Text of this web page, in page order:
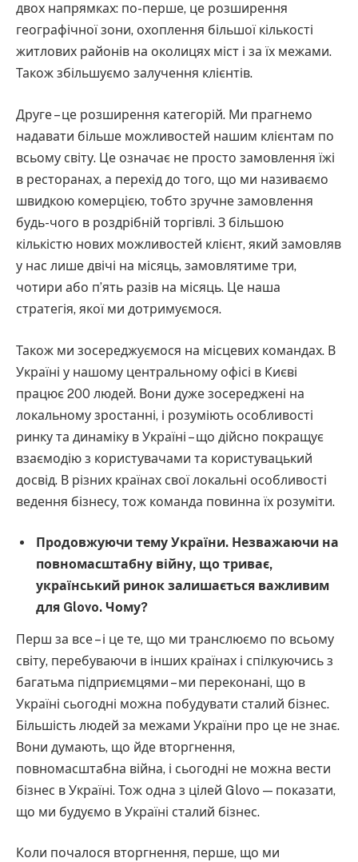
двох напрямках: по-перше, це розширення
географічної зони, охоплення більшої кількості
житлових районів на околицях міст і за їх межами.
Також збільшуємо залучення клієнтів.
Друге – це розширення категорій. Ми прагнемо
надавати більше можливостей нашим клієнтам по
всьому світу. Це означає не просто замовлення їжі
в ресторанах, а перехід до того, що ми називаємо
швидкою комерцією, тобто зручне замовлення
будь-чого в роздрібній торгівлі. З більшою
кількістю нових можливостей клієнт, який замовляв
у нас лише двічі на місяць, замовлятиме три,
чотири або п’ять разів на місяць. Це наша
стратегія, якої ми дотримуємося.
Також ми зосереджуємося на місцевих командах. В
Україні у нашому центральному офісі в Києві
працює 200 людей. Вони дуже зосереджені на
локальному зростанні, і розуміють особливості
ринку та динаміку в Україні – що дійсно покращує
взаємодію з користувачами та користувацький
досвід. В різних країнах свої локальні особливості
ведення бізнесу, тож команда повинна їх розуміти.
Продовжуючи тему України. Незважаючи на
повномасштабну війну, що триває,
український ринок залишається важливим
для Glovo. Чому?
Перш за все – і це те, що ми транслюємо по всьому
світу, перебуваючи в інших країнах і спілкуючись з
багатьма підприємцями – ми переконані, що в
Україні сьогодні можна побудувати сталий бізнес.
Більшість людей за межами України про це не знає.
Вони думають, що йде вторгнення,
повномасштабна війна, і сьогодні не можна вести
бізнес в Україні. Тож одна з цілей Glovo — показати,
що ми будуємо в Україні сталий бізнес.
Коли почалося вторгнення, перше, що ми